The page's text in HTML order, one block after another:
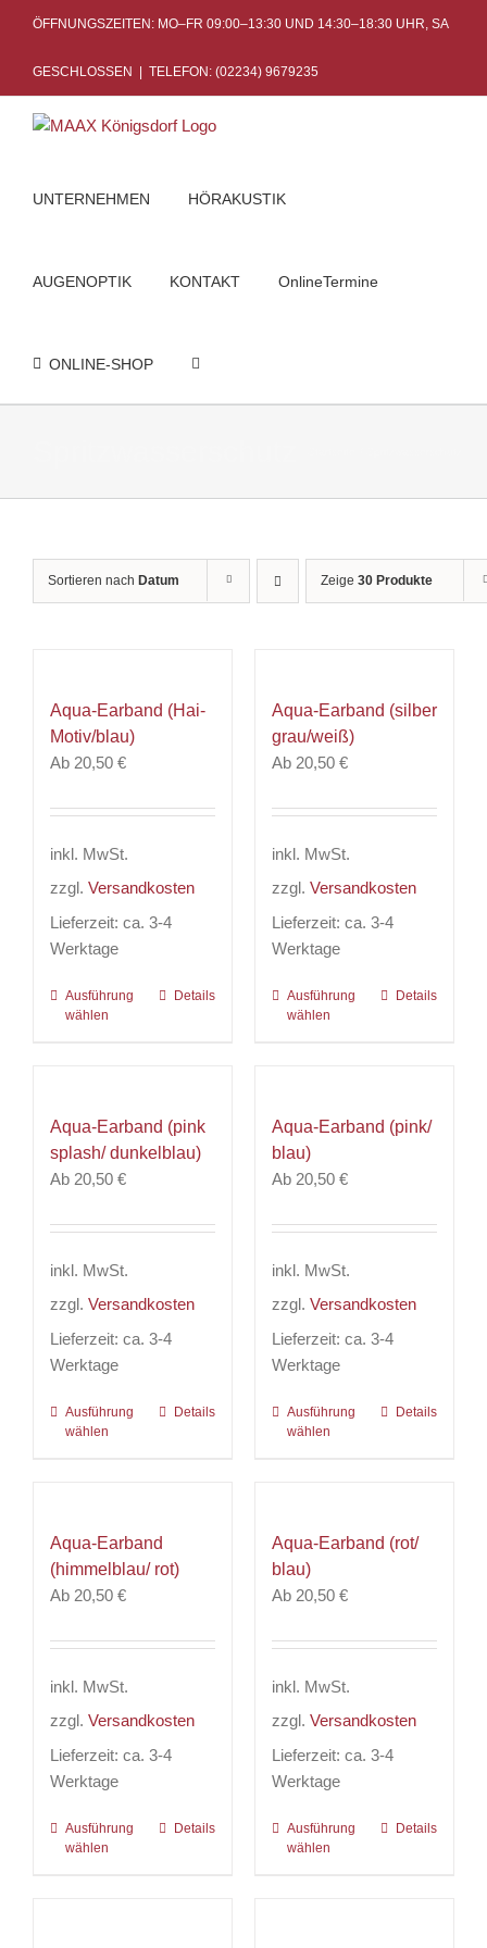
content
ÖFFNUNGSZEITEN: MO–FR 09:00–13:30 UND 14:30–18:30 UHR, SA
GESCHLOSSEN TELEFON: (02234) 9679235
UNTERNEHMEN HÖRAKUSTIK
AUGENOPTIK KONTAKT OnlineTermine
ONLINE-SHOP
Sortieren nach Datum Zeige 30 Produkte
Aqua-Earband (Hai-
Motiv/blau)
Ab 20,50 €
inkl. MwSt.
zzgl. Versandkosten
Lieferzeit: ca. 3-4
Werktage
Ausführung
wählen
Dieses
auf.
Die
auf
gewählt
werden
Details
Aqua-Earband (silber
grau/weiß)
Ab 20,50 €
inkl. MwSt.
zzgl. Versandkosten
Lieferzeit: ca. 3-4
Werktage
Ausführung
wählen
Dieses
auf.
auf
gewählt
werden
Details
Aqua-Earband (pink
splash/ dunkelblau)
Ab 20,50 €
inkl. MwSt.
zzgl. Versandkosten
Lieferzeit: ca. 3-4
Werktage
Ausführung
wählen
Dieses
auf.
Die
auf
gewählt
werden
Details
Aqua-Earband (pink/
blau)
Ab 20,50 €
inkl. MwSt.
zzgl. Versandkosten
Lieferzeit: ca. 3-4
Werktage
Ausführung
wählen
Dieses
auf.
auf
gewählt
werden
Details
Aqua-Earband
(himmelblau/ rot)
Ab 20,50 €
inkl. MwSt.
zzgl. Versandkosten
Lieferzeit: ca. 3-4
Werktage
Ausführung
wählen
DiesesDetails
Aqua-Earband (rot/
blau)
Ab 20,50 €
inkl. MwSt.
zzgl. Versandkosten
Lieferzeit: ca. 3-4
Werktage
Ausführung
wählen
DiesesDetails